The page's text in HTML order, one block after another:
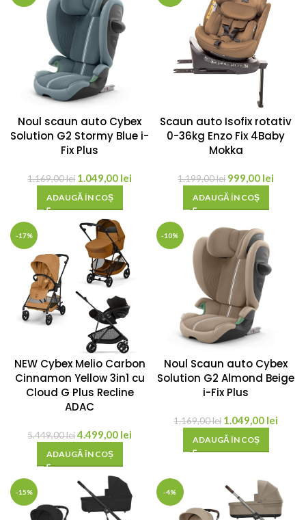
Noul scaun auto Cybex
Solution G2 Stormy Blue i-
Fix Plus
1.169,00lei 1.049,00 lei
ADAUGĂ ÎN COȘ
Scaun auto Isofix rotativ
0-36kg Enzo Fix 4Baby
Mokka
1.199,00lei 999,00 lei
ADAUGĂ ÎN COȘ
-17%
NEW Cybex Melio Carbon
Cinnamon Yellow 3in1 cu
Cloud G Plus Recline
ADAC
5.449,00lei4.499,00 lei
ADAUGĂ ÎN COȘ
-10%
Noul Scaun auto Cybex
Solution G2 Almond Beige
i-Fix Plus
1.169,00lei 1.049,00 lei
ADAUGĂ ÎN COȘ
-15% -4%